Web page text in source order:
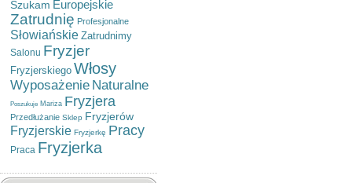
Szukam Europejskie
Zatrudnię Profesjonalne
Słowiańskie Zatrudnimy
Salonu Fryzjer
Fryzjerskiego Włosy
Wyposażenie Naturalne
Poszukuje Mariza Fryzjera
Przedłużanie Sklep Fryzjerów
Fryzjerskie Fryzjerkę Pracy
Praca Fryzjerka